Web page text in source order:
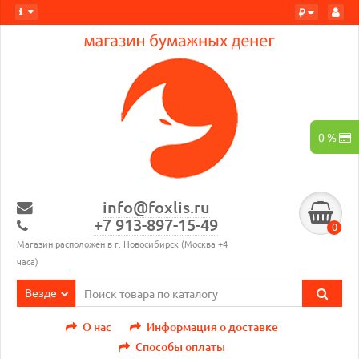
0 %
₽
info@foxlis.ru
+7 913-897-15-49
Магазин расположен в г. Новосибирск (Москва +4
часа)
0
Везде
О нас
Информация о доставке
Способы оплаты